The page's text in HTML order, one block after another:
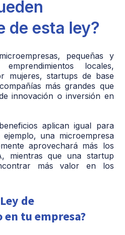
modelos
tecnológicos
bajo reglas más
flexibles
Art. 25
Fortalece la
enseñanza de
emprendimiento
desde etapas
tempranas
MEN /
Arts. 26–
27
Da más
oportunidades a
MiPymes en
licitaciones
públicas
CCE /
Decreto
1860/21
jurídica y
comercial para
emprendedores
de esta ley?
pequeñas y
emprendimientos locales,
mujeres, startups de base
más grandes que
innovación o inversión en
aplican igual para
una microempresa
aprovechará más los
mientras que una startup
más valor en los
de
tu empresa?